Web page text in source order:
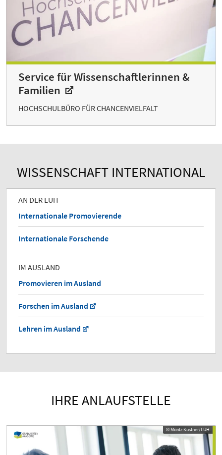
Service für Wissenschaftlerinnen &
Familien
HOCHSCHULBÜRO FÜR CHANCENVIELFALT
WISSENSCHAFT INTERNATIONAL
AN DER LUH
Internationale Promovierende
Internationale Forschende
IM AUSLAND
Promovieren im Ausland
Forschen im Ausland
Lehren im Ausland
IHRE ANLAUFSTELLE
© Moritz Küstner/LUH
© Moritz Küstner/LUH